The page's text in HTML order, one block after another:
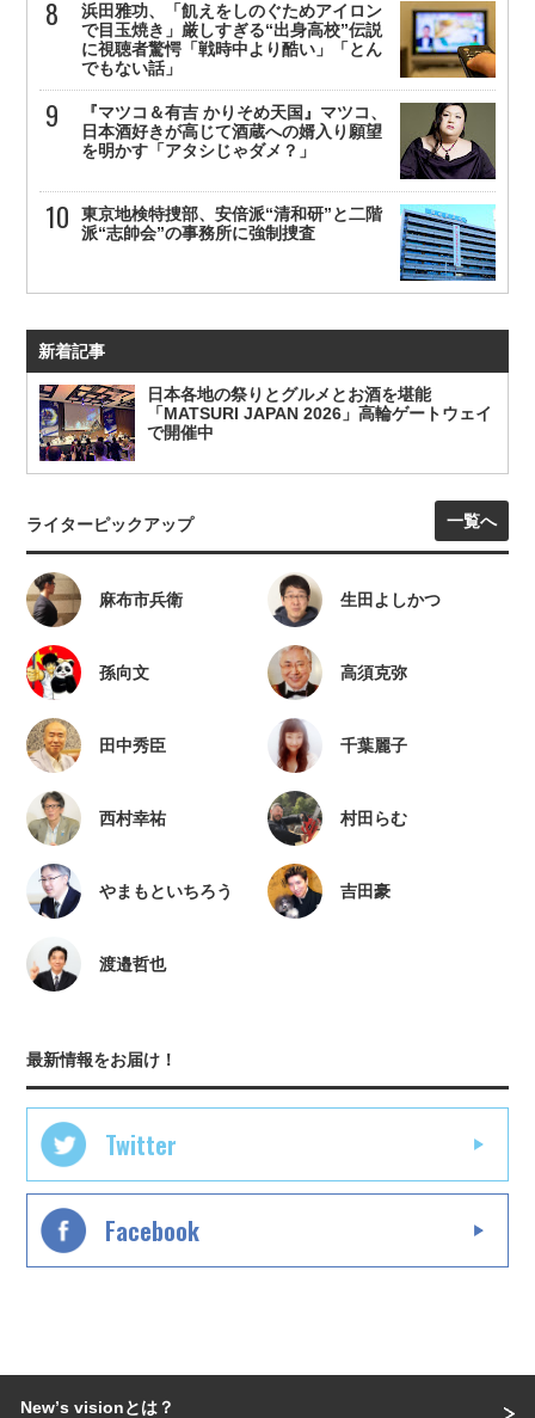
浜田雅功、「飢えをしのぐためアイロン
で目玉焼き」厳しすぎる“出身高校”伝説
に視聴者驚愕「戦時中より酷い」「とん
でもない話」
『マツコ＆有吉 かりそめ天国』マツコ、
日本酒好きが高じて酒蔵への婿入り願望
を明かす「アタシじゃダメ？」
東京地検特捜部、安倍派“清和研”と二階
派“志帥会”の事務所に強制捜査
新着記事
日本各地の祭りとグルメとお酒を堪能
「MATSURI JAPAN 2026」高輪ゲートウェイ
で開催中
ライターピックアップ 一覧へ
麻布市兵衛 生田よしかつ
孫向文 高須克弥
田中秀臣 千葉麗子
西村幸祐 村田らむ
やまもといちろう 吉田豪
渡邉哲也
最新情報をお届け！
Twitter
Facebook
Newʼs visionとは？